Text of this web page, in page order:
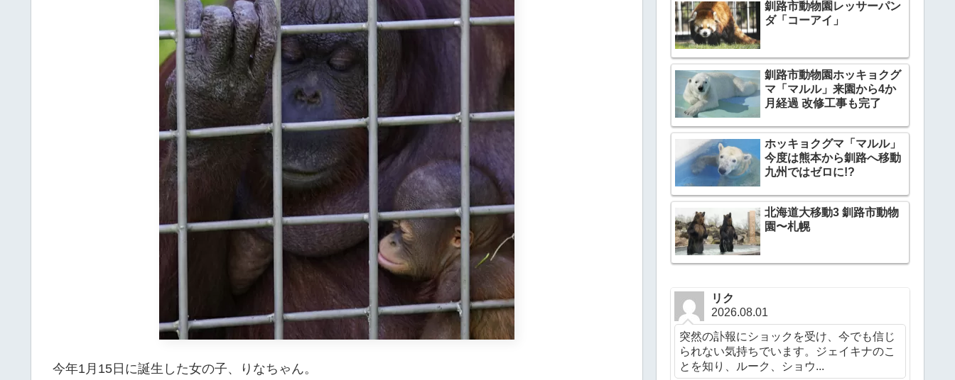
今年1月15日に誕生した女の子、りなちゃん。
釧路市動物園レッサーパン
ダ「コーアイ」
釧路市動物園ホッキョクグ
マ「マルル」来園から4か
月経過 改修工事も完了
ホッキョクグマ「マルル」
今度は熊本から釧路へ移動
九州ではゼロに!?
北海道大移動3 釧路市動物
園〜札幌
リク
2026.08.01
突然の訃報にショックを受け、今でも信じ
られない気持ちでいます。ジェイキナのこ
とを知り、ルーク、ショウ...